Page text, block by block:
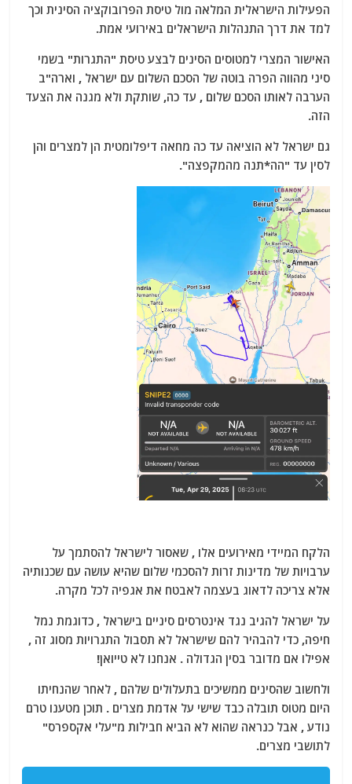
הפעילות הישראלית המלאה מול טיסת הפרובוקציה הסינית וכך
למד את דרך התנהלות הישראלים באירועי אמת.
האישור המצרי למטוסים הסינים לבצע טיסת "התגרות" בשמי
סיני מהווה הפרה בוטה של הסכם השלום עם ישראל , וארה"ב
הערבה לאותו הסכם שלום , עד כה, שותקת ולא מגנה את הצעד
גם ישראל לא הוציאה עד כה מחאה דיפלומטית הן למצרים והן
לסין עד "הה*תנה מהמקפצה".
הלקח המיידי מאירועים אלו , שאסור לישראל להסתמך על
ערבויות של מדינות זרות להסכמי שלום שהיא עושה עם שכנותיה
אלא צריכה לדאוג בעצמה לאבטח את אגפיה לכל מקרה.
על ישראל להגיב נגד אינטרסים סיניים בישראל , כדוגמת נמל
חיפה, כדי להבהיר להם שישראל לא תסבול התגרויות מסוג זה ,
אפילו אם מדובר בסין הגדולה . אנחנו לא טייואן!
ולחשוב שהסינים ממשיכים בתעלולים שלהם , לאחר שהנחיתו
היום מטוס תובלה כבד שישי על אדמת מצרים . תוכן מטענו טרם
נודע , אבל כנראה שהוא לא הביא חבילות מ"עלי אקספרס"
לתושבי מצרים.